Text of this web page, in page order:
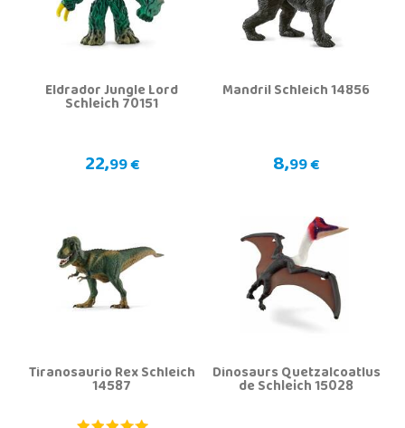
Eldrador Jungle Lord
Schleich 70151
22,99 €
Mandril Schleich 14856
8,99 €
Tiranosaurio Rex Schleich
14587 Dinosaurs Quetzalcoatlus
de Schleich 15028